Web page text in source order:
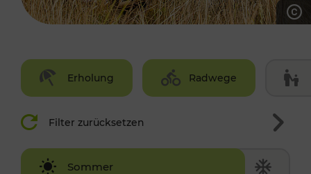
Erholung Radwege
Filter zurücksetzen
Sommer
Winter